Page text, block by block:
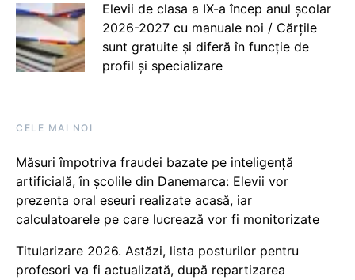
Elevii de clasa a IX-a încep anul școlar
2026-2027 cu manuale noi / Cărțile
sunt gratuite și diferă în funcție de
profil și specializare
CELE MAI NOI
Măsuri împotriva fraudei bazate pe inteligență
artificială, în școlile din Danemarca: Elevii vor
prezenta oral eseuri realizate acasă, iar
calculatoarele pe care lucrează vor fi monitorizate
Titularizare 2026. Astăzi, lista posturilor pentru
profesori va fi actualizată, după repartizarea